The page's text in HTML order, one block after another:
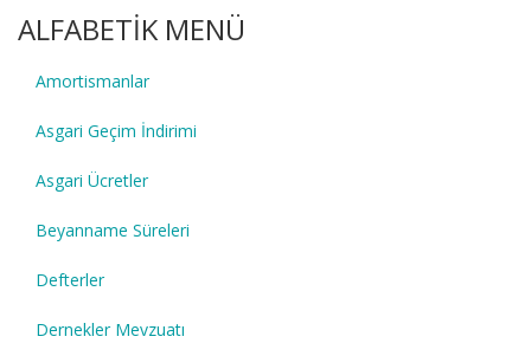
ALFABETİK MENÜ
Amortismanlar
Asgari Geçim İndirimi
Asgari Ücretler
Beyanname Süreleri
Defterler
Dernekler Mevzuatı